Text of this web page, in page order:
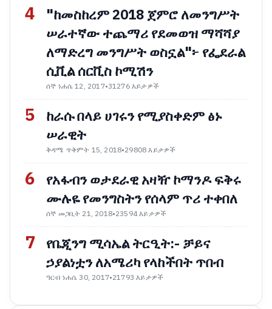
4
"ከመስከረም 2018 ጀምሮ ለመንግሥት
ሠራተኛው ተጨማሪ የደመወዝ ማሻሻያ
ለማድረግ መንግሥት ወስኗል"፦ የፌደራል
ሲቪል ሰርቪስ ኮሚሽን
ሰኞ ነሐሴ 12, 2017•31276 እይታዎች
5
ከራሱ በላይ ሀገሩን የሚያስቀድም ፅኑ
ሠራዊት
ቅዳሜ ጥቅምት 15, 2018•29808 እይታዎች
6
የአፋብን ወታደራዊ አዛዥ ኮማንዶ ፍቅሩ
ሙሉዬ የመንግስትን የሰላም ጥሪ ተቀበለ
ሰኞ መጋቢት 21, 2018•23594 እይታዎች
7
የቤጂንግ ሚሳኤል ትርዒት:- ቻይና
ኃያልነቷን ለአሜሪካ የላከችበት ጥበብ
ዓርብ ነሐሴ 30, 2017•21793 እይታዎች